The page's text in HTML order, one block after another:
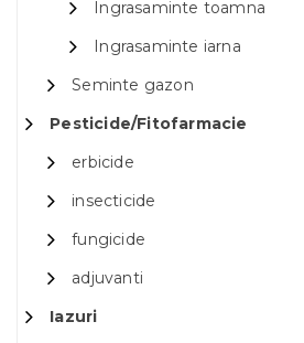
Ingrasaminte toamna
Ingrasaminte iarna
Seminte gazon
Pesticide/Fitofarmacie
erbicide
insecticide
fungicide
adjuvanti
Iazuri